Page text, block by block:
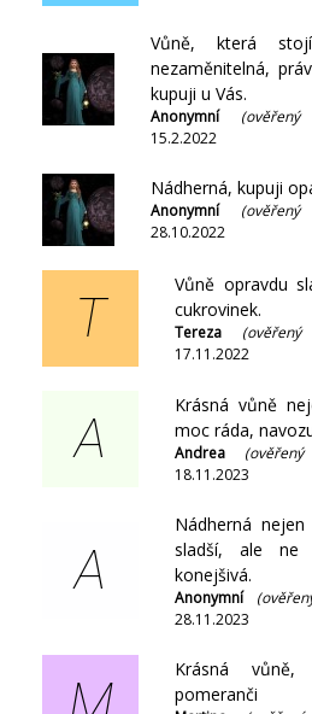
Vůně, která
nezaměnitelná,
kupuji u Vás.
Anonymní
15.2.2022
Nádherná, kupuji
Anonymní
28.10.2022
T
Vůně opravdu
cukrovinek.
Tereza
17.11.2022
A
Krásná vůně
moc ráda,
Andrea
18.11.2023
A
Nádherná
sladší, ale ne
konejšivá.
Anonymní
28.11.2023
Krásná
pomeranči